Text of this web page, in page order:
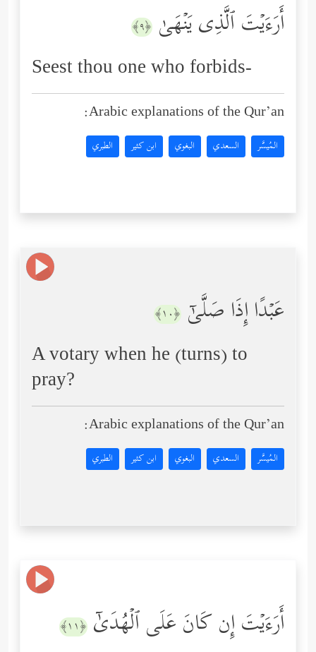
أَرَءَیۡتَ ٱلَّذِی یَنۡهَىٰ ﴿٩﴾
Seest thou one who forbids-
Arabic explanations of the Qur’an:
المُيسَّر السعدي البغوي ابن كثير الطبري
عَبۡدًا إِذَا صَلَّىٰۤ ﴿١٠﴾
A votary when he (turns) to
pray?
Arabic explanations of the Qur’an:
المُيسَّر السعدي البغوي ابن كثير الطبري
أَرَءَیۡتَ إِن كَانَ عَلَى ٱلۡهُدَىٰۤ ﴿١١﴾